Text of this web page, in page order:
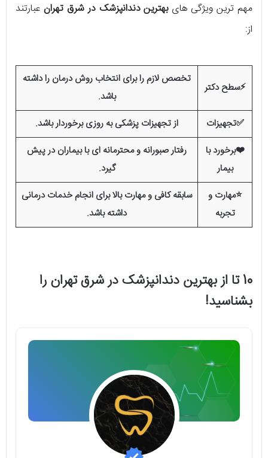
مهم ترین ویژگی هایبهترین دندانپزشک در شرق تهران عبارتند
از:
⚡سطح دکتر
تخصص لازم را برای انتخاب روش درمان را داشته
باشد.
✅تجهیزات
از تجهیزات پزشکی به روزی برخوردار باشد.
❤️برخورد با
بیمار
رفتار صبورانه و محترمانه ای با بیماران در پیش
گیرد.
⭐مهارت و
تجربه
سابقه کافی و مهارت بالا برای انجام خدمات درمانی
داشته باشد.
10 تا از بهترین دندانپزشک در شرق تهران را
بشناسید!